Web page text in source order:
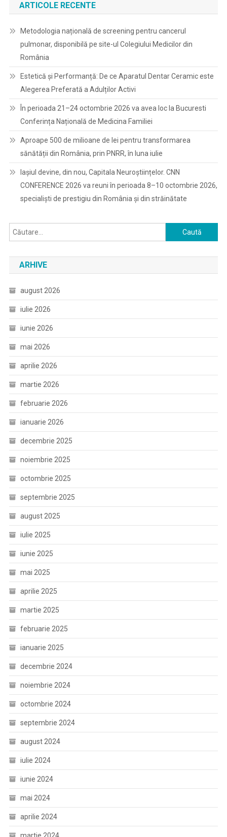
ARTICOLE RECENTE
Metodologia națională de screening pentru cancerul
pulmonar, disponibilă pe site-ul Colegiului Medicilor din
România
Estetică și Performanță: De ce Aparatul Dentar Ceramic este
Alegerea Preferată a Adulților Activi
În perioada 21–24 octombrie 2026 va avea loc la Bucuresti
Conferința Națională de Medicina Familiei
Aproape 500 de milioane de lei pentru transformarea
sănătății din România, prin PNRR, în luna iulie
Iașiul devine, din nou, Capitala Neuroștiințelor. CNN
CONFERENCE 2026 va reuni în perioada 8–10 octombrie 2026,
specialiști de prestigiu din România și din străinătate
Caută
după:
ARHIVE
august 2026
iulie 2026
iunie 2026
mai 2026
aprilie 2026
martie 2026
februarie 2026
ianuarie 2026
decembrie 2025
noiembrie 2025
octombrie 2025
septembrie 2025
august 2025
iulie 2025
iunie 2025
mai 2025
aprilie 2025
martie 2025
februarie 2025
ianuarie 2025
decembrie 2024
noiembrie 2024
octombrie 2024
septembrie 2024
august 2024
iulie 2024
iunie 2024
mai 2024
aprilie 2024